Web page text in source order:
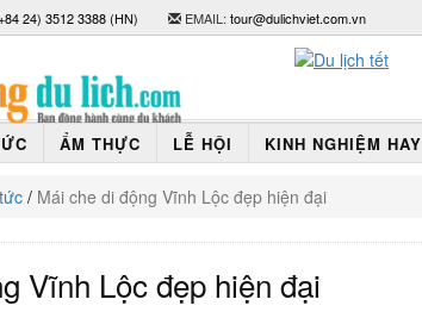
24) 3512 3388 (HN) EMAIL: tour@dulichviet.com.vn
ẨM THỰC LỄ HỘI KINH NGHIỆM HAY
/ Mái che di động Vĩnh Lộc đẹp hiện đại
Vĩnh Lộc đẹp hiện đại